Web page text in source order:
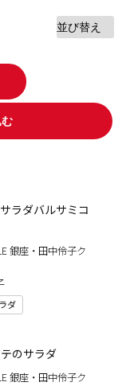
ラダバルサミコ
銀座・田中伶子ク
ダ
のサラダ
銀座・田中伶子ク